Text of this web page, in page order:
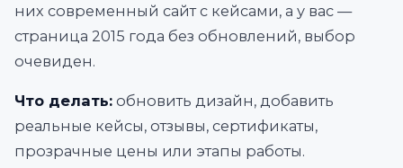
них современный сайт с кейсами, а у вас —
страница 2015 года без обновлений, выбор
очевиден.
Что делать: обновить дизайн, добавить
реальные кейсы, отзывы, сертификаты,
прозрачные цены или этапы работы.